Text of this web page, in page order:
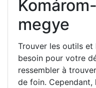
megye
Trouver les outils
besoin pour votre
ressembler à
de foin.